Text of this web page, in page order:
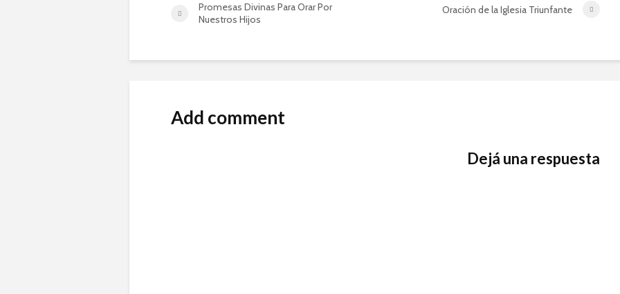
Promesas Divinas Para Orar Por
Nuestros Hijos
Oración de la Iglesia Triunfante
Add comment
Dejá una respuesta